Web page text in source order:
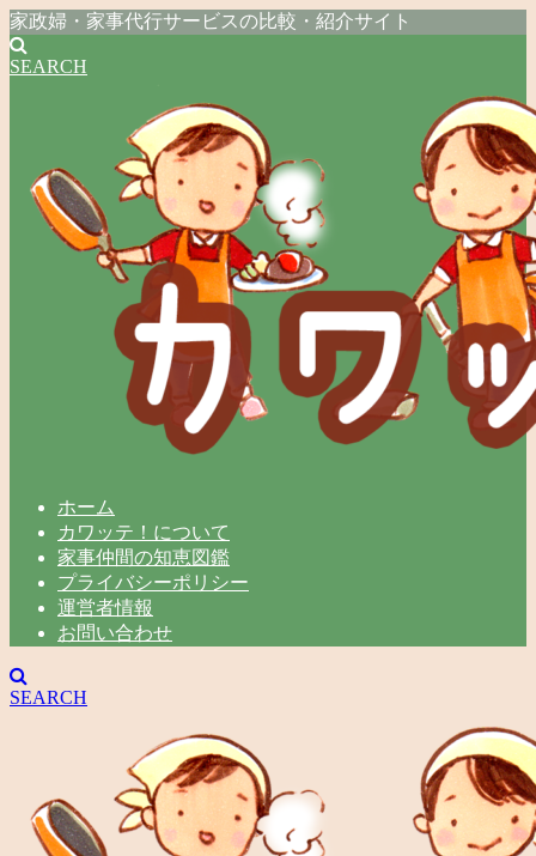
家政婦・家事代行サービスの比較・紹介サイト
SEARCH
ホーム
カワッテ！について
家事仲間の知恵図鑑
プライバシーポリシー
運営者情報
お問い合わせ
SEARCH